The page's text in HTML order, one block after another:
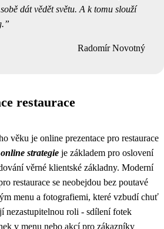
dát vědět světu. A k tomu slouží
Radomír Novotný
restaurace
věku je online prezentace pro restaurace
strategie je základem pro oslovení
věrné klientské základny. Moderní
restaurace se neobejdou bez poutavé
menu a fotografiemi, které vzbudí chuť
nezastupitelnou roli - sdílení fotek
v menu nebo akcí pro zákazníky